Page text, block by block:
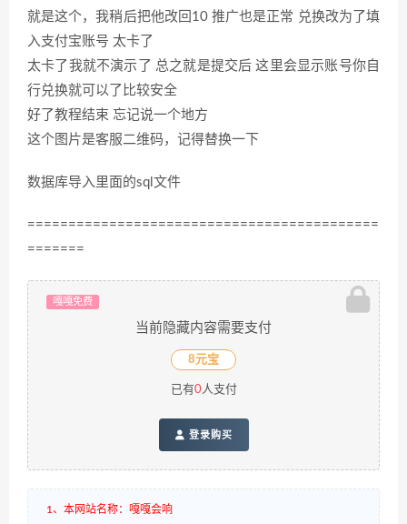
就是这个，我稍后把他改回10 推广也是正常 兑换改为了填
入支付宝账号 太卡了
太卡了我就不演示了 总之就是提交后 这里会显示账号你自
行兑换就可以了比较安全
好了教程结束 忘记说一个地方
这个图片是客服二维码，记得替换一下
数据库导入里面的sql文件
===========================================
=======
嘎嘎免费
当前隐藏内容需要支付
8元宝
已有0人支付
登录购买
1、本网站名称：嘎嘎会响